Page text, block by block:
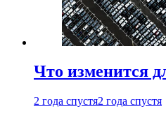
Что изменится
2 года спустя2 года спустя